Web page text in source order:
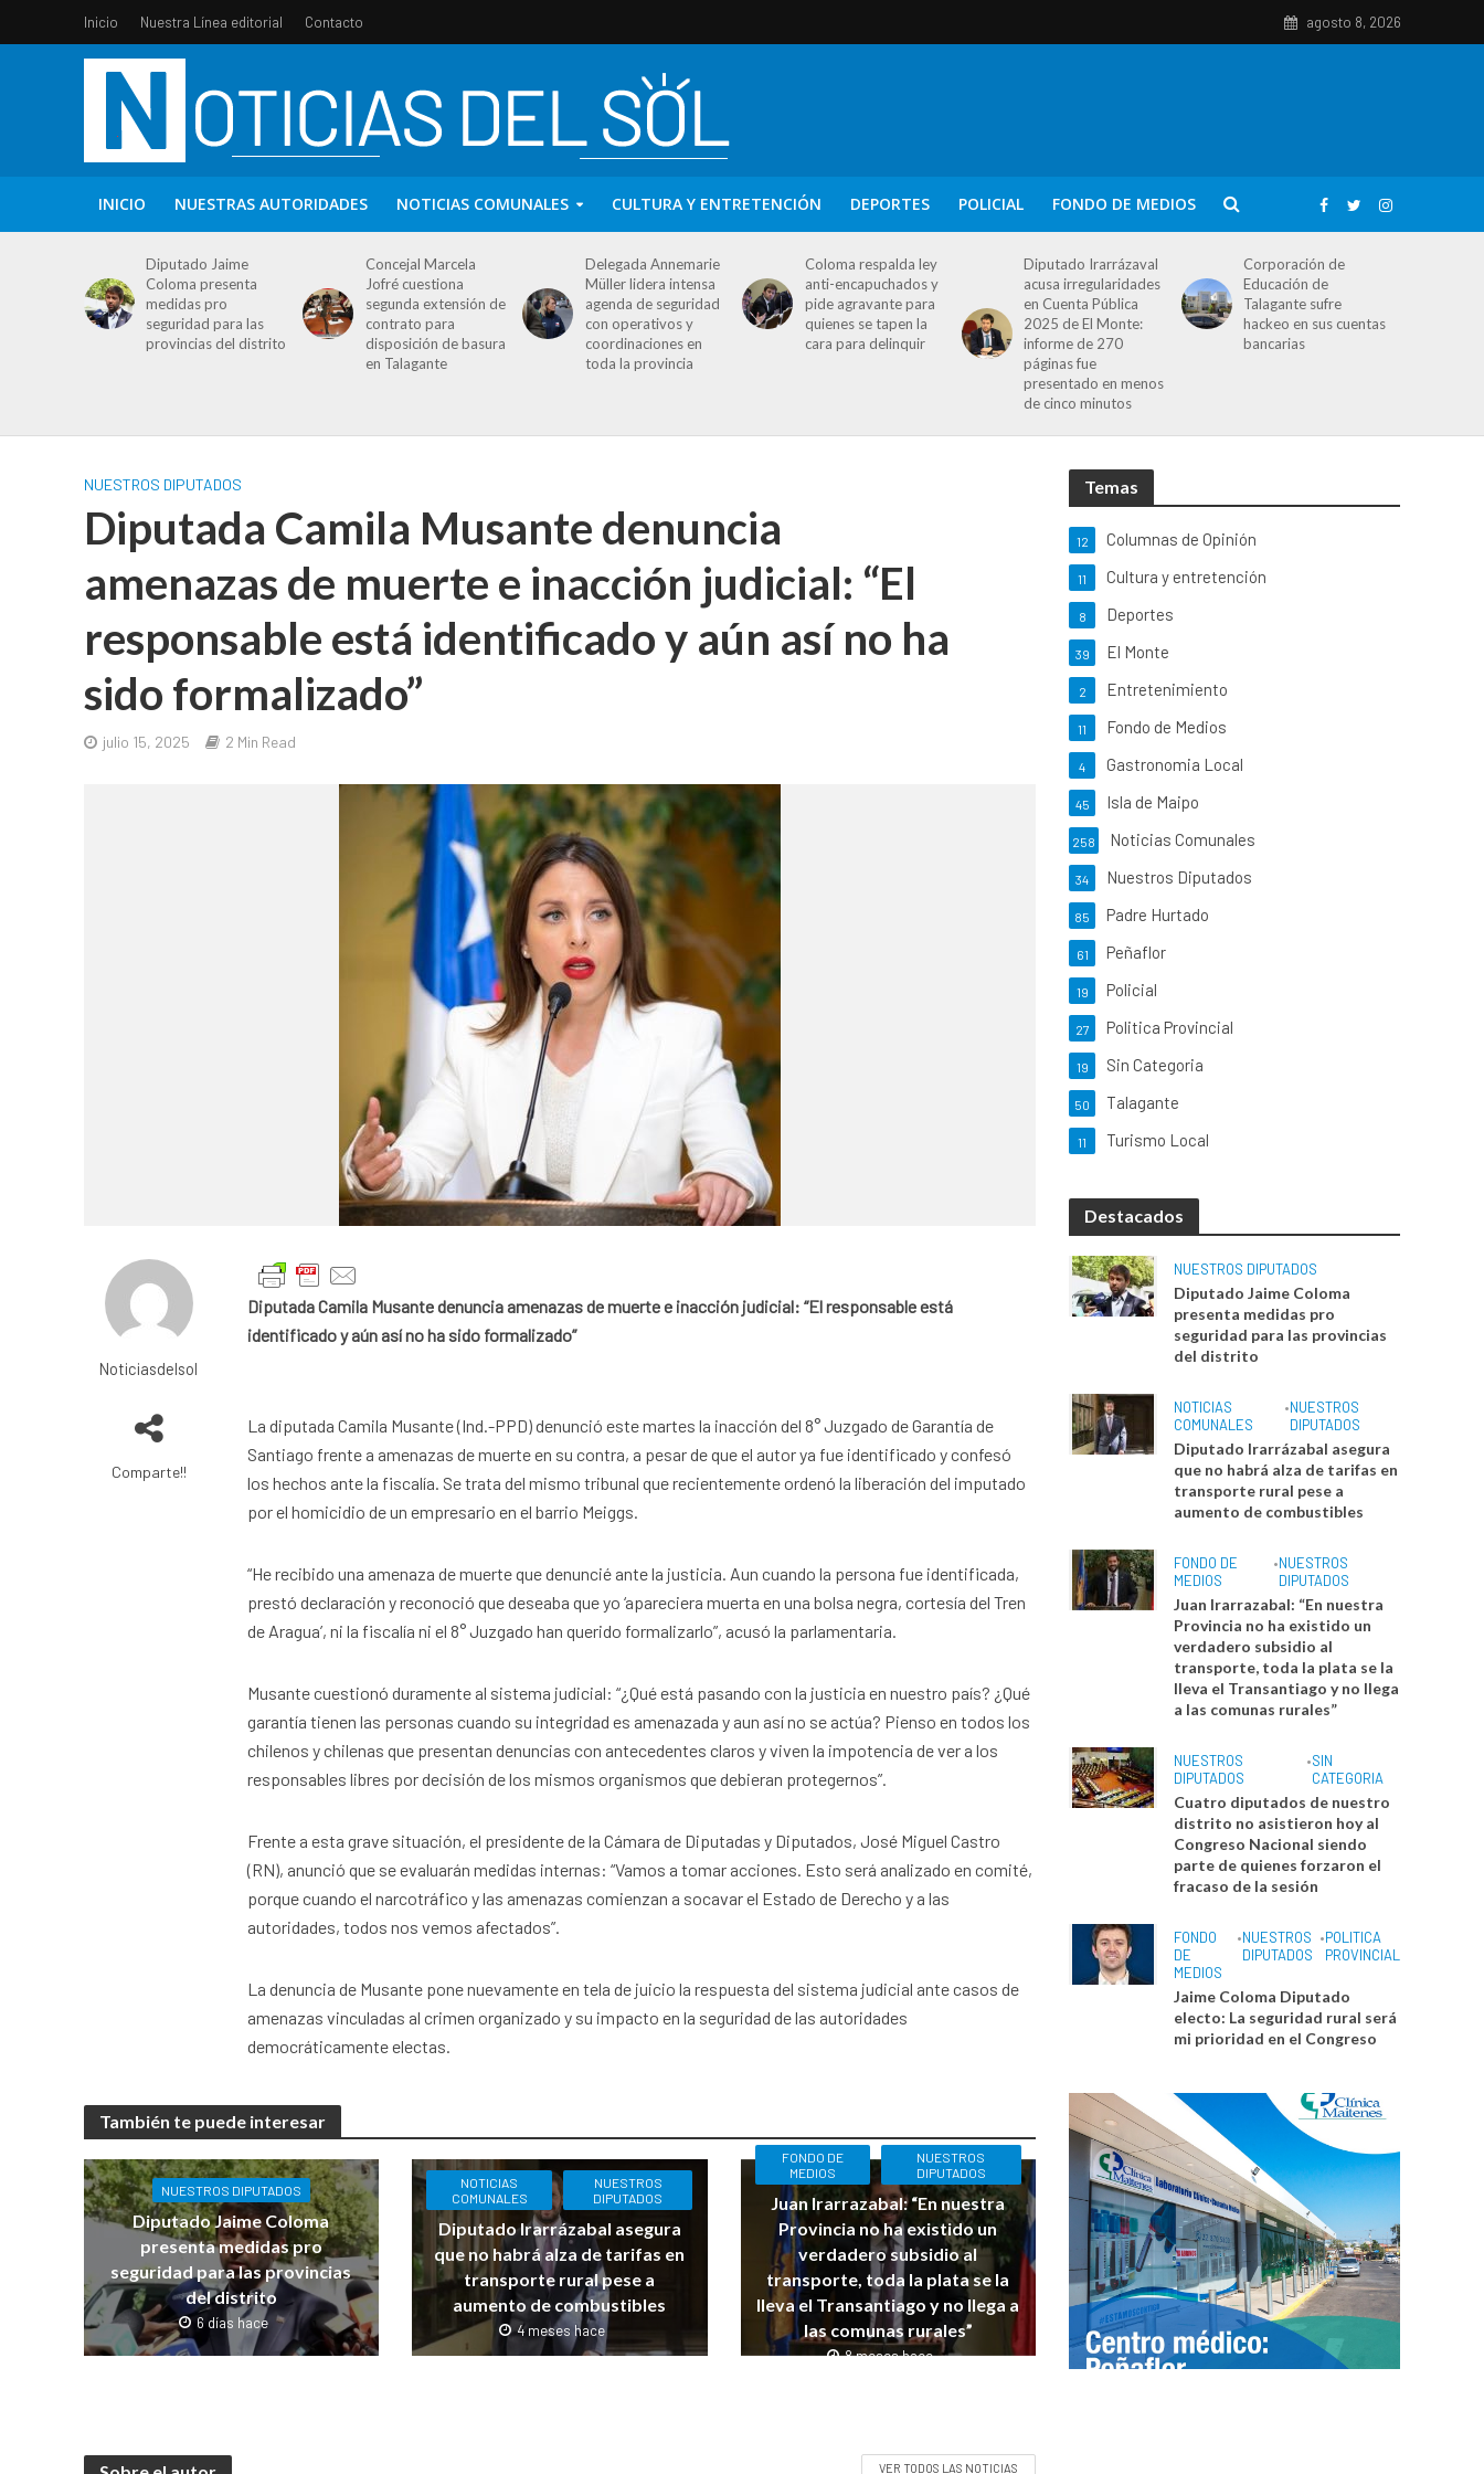
Inicio Nuestra Línea editorial Contacto agosto 8, 2026
INICIO NUESTRAS AUTORIDADES NOTICIAS COMUNALES CULTURA Y ENTRETENCIÓN DEPORTES POLICIAL FONDO DE MEDIOS
Diputado Jaime
Coloma presenta
medidas pro
seguridad para las
provincias del distrito
Concejal Marcela
Jofré cuestiona
segunda extensión de
contrato para
disposición de basura
en Talagante
Delegada Annemarie
Müller lidera intensa
agenda de seguridad
con operativos y
coordinaciones en
toda la provincia
Coloma respalda ley
anti-encapuchados y
pide agravante para
quienes se tapen la
cara para delinquir
Diputado Irarrázaval
acusa irregularidades
en Cuenta Pública
2025 de El Monte:
informe de 270
páginas fue
presentado en menos
de cinco minutos
Corporación de
Educación de
Talagante sufre
hackeo en sus cuentas
bancarias
NUESTROS DIPUTADOS
Diputada Camila Musante denuncia
amenazas de muerte e inacción judicial: “El
responsable está identificado y aún así no ha
sido formalizado”
julio 15, 2025 2 Min Read
Noticiasdelsol
Comparte!!
Diputada Camila Musante denuncia amenazas de muerte e inacción judicial: “El responsable está
identificado y aún así no ha sido formalizado”
La diputada Camila Musante (Ind.-PPD) denunció este martes la inacción del 8° Juzgado de Garantía de
Santiago frente a amenazas de muerte en su contra, a pesar de que el autor ya fue identificado y confesó
los hechos ante la fiscalía. Se trata del mismo tribunal que recientemente ordenó la liberación del imputado
por el homicidio de un empresario en el barrio Meiggs.
“He recibido una amenaza de muerte que denuncié ante la justicia. Aun cuando la persona fue identificada,
prestó declaración y reconoció que deseaba que yo ‘apareciera muerta en una bolsa negra, cortesía del Tren
de Aragua’, ni la fiscalía ni el 8° Juzgado han querido formalizarlo”, acusó la parlamentaria.
Musante cuestionó duramente al sistema judicial: “¿Qué está pasando con la justicia en nuestro país? ¿Qué
garantía tienen las personas cuando su integridad es amenazada y aun así no se actúa? Pienso en todos los
chilenos y chilenas que presentan denuncias con antecedentes claros y viven la impotencia de ver a los
responsables libres por decisión de los mismos organismos que debieran protegernos”.
Frente a esta grave situación, el presidente de la Cámara de Diputadas y Diputados, José Miguel Castro
(RN), anunció que se evaluarán medidas internas: “Vamos a tomar acciones. Esto será analizado en comité,
porque cuando el narcotráfico y las amenazas comienzan a socavar el Estado de Derecho y a las
autoridades, todos nos vemos afectados”.
La denuncia de Musante pone nuevamente en tela de juicio la respuesta del sistema judicial ante casos de
amenazas vinculadas al crimen organizado y su impacto en la seguridad de las autoridades
democráticamente electas.
También te puede interesar
NUESTROS DIPUTADOS
Diputado Jaime Coloma
presenta medidas pro
seguridad para las provincias
del distrito
6 días hace
NOTICIAS
COMUNALES
NUESTROS
DIPUTADOS
Diputado Irarrázabal asegura
que no habrá alza de tarifas en
transporte rural pese a
aumento de combustibles
4 meses hace
FONDO DE
MEDIOS
NUESTROS
DIPUTADOS
Juan Irarrazabal: “En nuestra
Provincia no ha existido un
verdadero subsidio al
transporte, toda la plata se la
lleva el Transantiago y no llega a
las comunas rurales”
8 meses hace
VER TODOS LAS NOTICIAS
Temas
Columnas de Opinión
12
Cultura y entretención
11
Deportes
8
El Monte
39
Entretenimiento
2
Fondo de Medios
11
Gastronomia Local
4
Isla de Maipo
45
Noticias Comunales
258
Nuestros Diputados
34
Padre Hurtado
85
Peñaflor
61
Policial
19
Politica Provincial
27
Sin Categoria
19
Talagante
50
Turismo Local
11
Destacados
NUESTROS DIPUTADOS
Diputado Jaime Coloma
presenta medidas pro
seguridad para las provincias
del distrito
NOTICIAS
COMUNALES
•NUESTROS
DIPUTADOS
Diputado Irarrázabal asegura
que no habrá alza de tarifas en
transporte rural pese a
aumento de combustibles
FONDO DE
MEDIOS
•NUESTROS
DIPUTADOS
Juan Irarrazabal: “En nuestra
Provincia no ha existido un
verdadero subsidio al
transporte, toda la plata se la
lleva el Transantiago y no llega
a las comunas rurales”
NUESTROS
DIPUTADOS
•SIN
CATEGORIA
Cuatro diputados de nuestro
distrito no asistieron hoy al
Congreso Nacional siendo
parte de quienes forzaron el
fracaso de la sesión
FONDO
DE
MEDIOS
•NUESTROS
DIPUTADOS
•POLITICA
PROVINCIAL
Jaime Coloma Diputado
electo: La seguridad rural será
mi prioridad en el Congreso